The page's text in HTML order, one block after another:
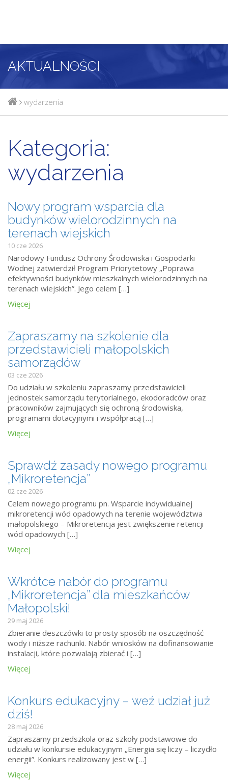
AKTUALNOŚCI
wydarzenia
Kategoria:
wydarzenia
Nowy program wsparcia dla
budynków wielorodzinnych na
terenach wiejskich
10 cze 2026
Narodowy Fundusz Ochrony Środowiska i Gospodarki
Wodnej zatwierdził Program Priorytetowy „Poprawa
efektywności budynków mieszkalnych wielorodzinnych na
terenach wiejskich”. Jego celem […]
Więcej
Zapraszamy na szkolenie dla
przedstawicieli małopolskich
samorządów
03 cze 2026
Do udziału w szkoleniu zapraszamy przedstawicieli
jednostek samorządu terytorialnego, ekodoradców oraz
pracowników zajmujących się ochroną środowiska,
programami dotacyjnymi i współpracą […]
Więcej
Sprawdź zasady nowego programu
„Mikroretencja”
02 cze 2026
Celem nowego programu pn. Wsparcie indywidualnej
mikroretencji wód opadowych na terenie województwa
małopolskiego – Mikroretencja jest zwiększenie retencji
wód opadowych […]
Więcej
Wkrótce nabór do programu
„Mikroretencja” dla mieszkańców
Małopolski!
29 maj 2026
Zbieranie deszczówki to prosty sposób na oszczędność
wody i niższe rachunki. Nabór wniosków na dofinansowanie
instalacji, które pozwalają zbierać i […]
Więcej
Konkurs edukacyjny – weź udział już
dziś!
28 maj 2026
Zapraszamy przedszkola oraz szkoły podstawowe do
udziału w konkursie edukacyjnym „Energia się liczy – liczydło
energii”. Konkurs realizowany jest w […]
Więcej